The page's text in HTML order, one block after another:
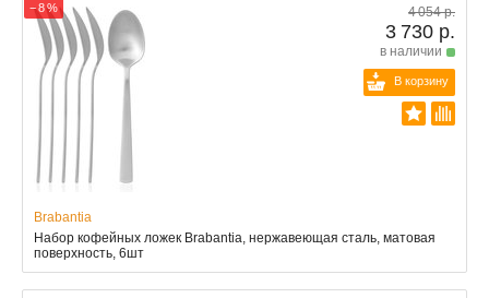
− 8 % 4 054 р.
3 730 р.
в наличии
В корзину
Brabantia
Набор кофейных ложек Brabantia, нержавеющая сталь, матовая
поверхность, 6шт